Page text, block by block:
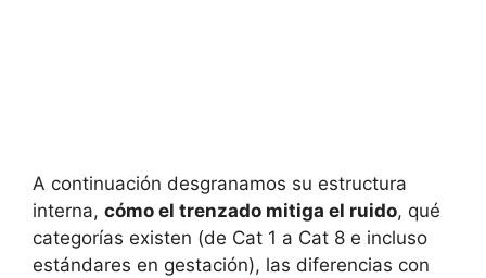
A continuación desgranamos su estructura
interna, cómo el trenzado mitiga el ruido, qué
categorías existen (de Cat 1 a Cat 8 e incluso
estándares en gestación), las diferencias con